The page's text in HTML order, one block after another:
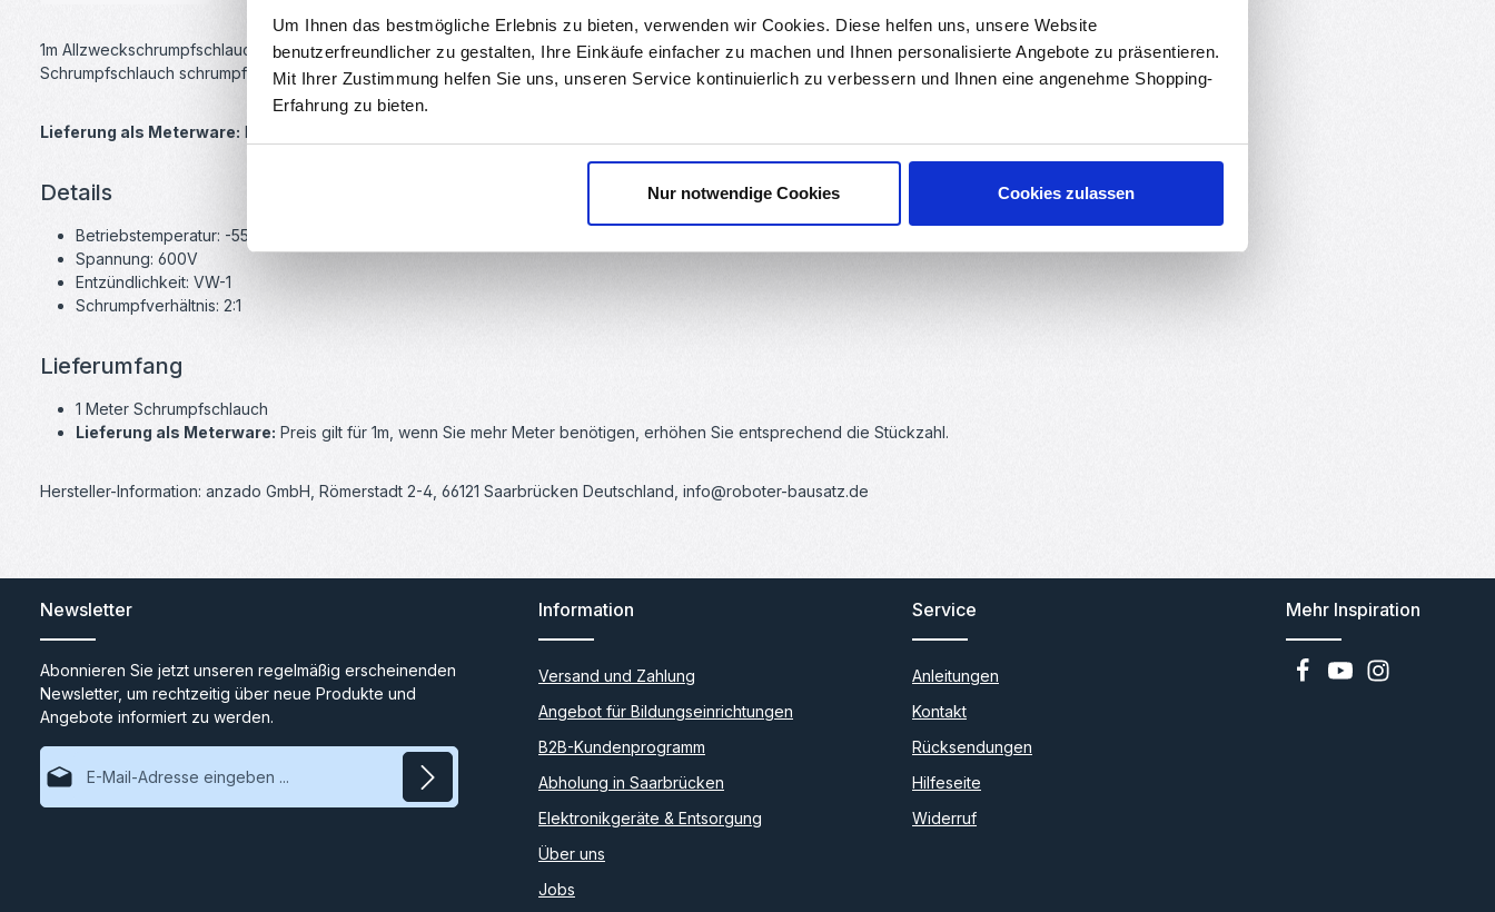
Um Ihnen das bestmögliche Erlebnis zu bieten, verwenden wir Cookies. Diese helfen uns, unsere Website
benutzerfreundlicher zu gestalten, Ihre Einkäufe einfacher zu machen und Ihnen personalisierte Angebote zu präsentieren.
Mit Ihrer Zustimmung helfen Sie uns, unseren Service kontinuierlich zu verbessern und Ihnen eine angenehme Shopping-
Erfahrung zu bieten.
Nur notwendige Cookies Cookies zulassen
1m Allzweckschrumpfschlauch in guter Qualität. Ideal zum Verhindern von Kurzschlüssen, Isolieren von Lötstellen, Abdichten oder zum Schutz von Leitungen. Der
Schrumpfschlauch schrumpft auf die Hälfte des ursprünglichen Durchmessers.
Lieferung als Meterware: Preis gilt für 1m, wenn Sie mehr Meter benötigen, erhöhen Sie entsprechend die Stückzahl.
Details
Betriebstemperatur: -55°C bis +125°C
Spannung: 600V
Entzündlichkeit: VW-1
Schrumpfverhältnis: 2:1
Lieferumfang
1 Meter Schrumpfschlauch
Lieferung als Meterware: Preis gilt für 1m, wenn Sie mehr Meter benötigen, erhöhen Sie entsprechend die Stückzahl.
Hersteller-Information: anzado GmbH, Römerstadt 2-4, 66121 Saarbrücken Deutschland, info@roboter-bausatz.de
Newsletter
Abonnieren Sie jetzt unseren regelmäßig erscheinenden
Newsletter, um rechtzeitig über neue Produkte und
Angebote informiert zu werden.
E-Mail-Adresse*
Information
Versand und Zahlung
Angebot für Bildungseinrichtungen
B2B-Kundenprogramm
Abholung in Saarbrücken
Elektronikgeräte & Entsorgung
Über uns
Jobs
Service
Anleitungen
Kontakt
Rücksendungen
Hilfeseite
Widerruf
Mehr Inspiration